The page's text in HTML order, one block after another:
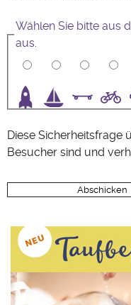
Wählen Sie bitte aus
aus.
Diese Sicherheitsfrage
Besucher sind und